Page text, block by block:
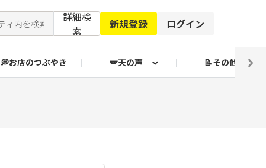
詳細検
索
新規登録 ログイン
💭お店のつぶやき 🪽天の声 📝その他